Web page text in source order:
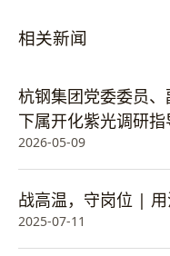
相关新闻
杭钢集团党委委员
下属开化紫光调研指
2026-05-09
战高温，守岗位 |
2025-07-11